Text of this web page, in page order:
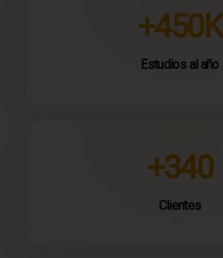
+450K
Estudios al año
+340
Clientes